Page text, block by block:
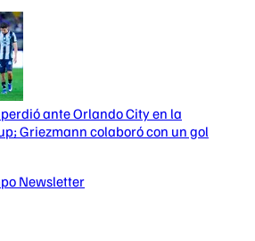
ante Orlando City en la
Griezmann colaboró con un gol